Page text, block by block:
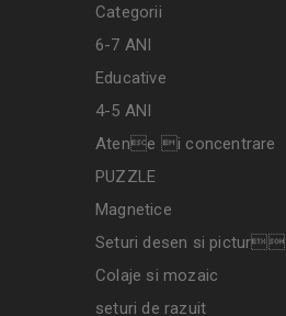
Categorii
6-7 ANI
Educative
4-5 ANI
Atene i concentrare
PUZZLE
Magnetice
Seturi desen si pictur
Colaje si mozaic
seturi de razuit